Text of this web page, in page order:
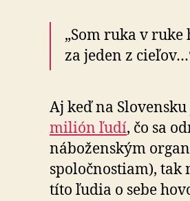
„Som ruka v
za jeden z
Aj keď na
milión ľudí, čo sa
náboženským
spoločnostiam), tak
títo ľudia o sebe